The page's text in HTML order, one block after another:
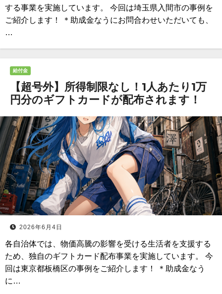
する事業を実施しています。 今回は埼玉県入間市の事例を
ご紹介します！ ＊助成金なうにお問合わせいただいても、
…
給付金
【超号外】所得制限なし！1人あたり1万
円分のギフトカードが配布されます！
2026年6月4日
各自治体では、物価高騰の影響を受ける生活者を支援する
ため、独自のギフトカード配布事業を実施しています。 今
回は東京都板橋区の事例をご紹介します！ ＊助成金なう
に…